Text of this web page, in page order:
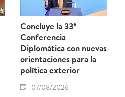
Concluye la 33ª
Conferencia
Diplomática con nuevas
orientaciones para la
política exterior
07/08/2026